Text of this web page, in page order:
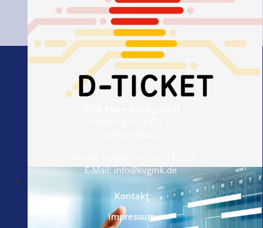
Das Deutschlandticket
Alle Infos!
E-Mail:info@kvgmk.de
Kontakt
Impressum